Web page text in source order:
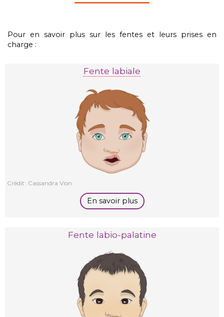
Pour en savoir plus sur les fentes et leurs prises en
charge :
Fente labiale
Crédit : Cassandra Vion
En savoir plus
Fente labio-palatine